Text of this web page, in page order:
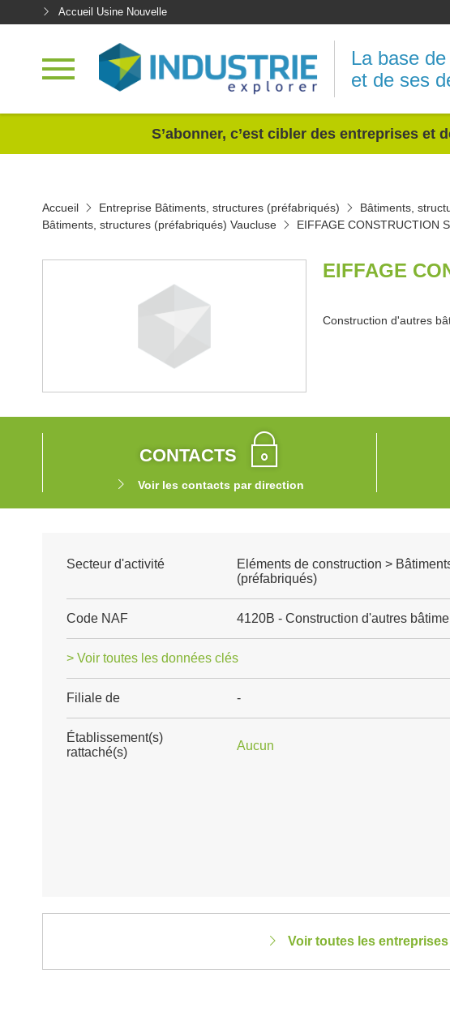
Accueil Usine Nouvelle
La base
et de ses
S’abonner, c’est cibler des entreprises
Accueil Entreprise Bâtiments, structures (préfabriqués)
Bâtiments,
Bâtiments, structures (préfabriqués) Vaucluse
EIFFAGE CONSTRUCTION
EIFFAGE
Construction d'autres
CONTACTS
Voir les contacts par direction
Secteur d'activité
Eléments de construction >
(préfabriqués)
Code NAF 4120B - Construction d'autres
> Voir toutes les données clés
Filiale de -
Établissement(s)
rattaché(s)
Aucun
Voir toutes les